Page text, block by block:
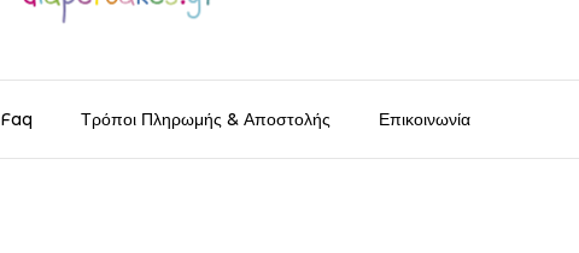
Faq Τρόποι Πληρωμής & Αποστολής Επικοινωνία